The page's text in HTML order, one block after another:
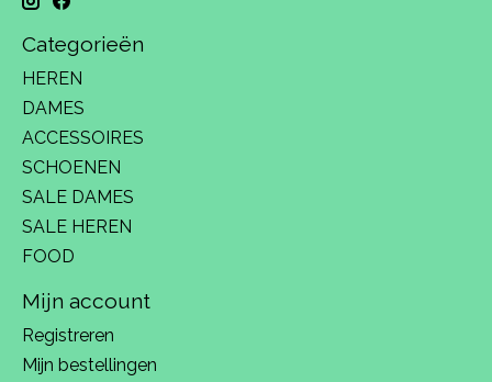
Categorieën
HEREN
DAMES
ACCESSOIRES
SCHOENEN
SALE DAMES
SALE HEREN
FOOD
Mijn account
Registreren
Mijn bestellingen